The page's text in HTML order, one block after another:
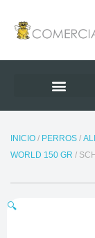
contenido
INICIO/ PERROS/
WORLD 150 GR /
🔍